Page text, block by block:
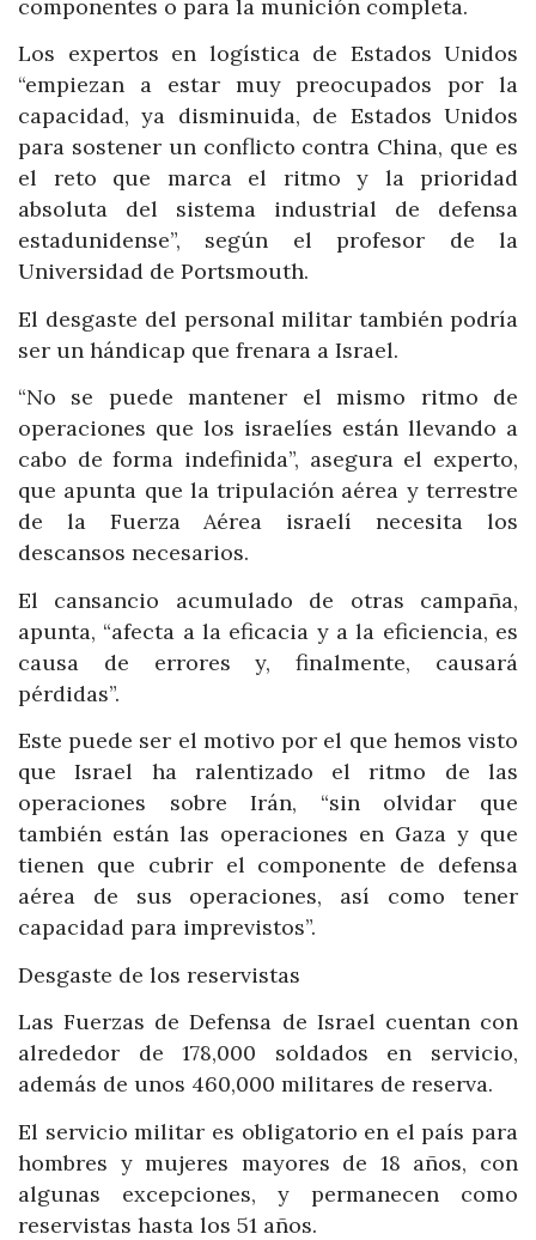
componentes o para la munición completa.
Los expertos en logística de Estados Unidos
“empiezan a estar muy preocupados por la
capacidad, ya disminuida, de Estados Unidos
para sostener un conflicto contra China, que es
el reto que marca el ritmo y la prioridad
absoluta del sistema industrial de defensa
estadunidense”, según el profesor de la
Universidad de Portsmouth.
El desgaste del personal militar también podría
ser un hándicap que frenara a Israel.
“No se puede mantener el mismo ritmo de
operaciones que los israelíes están llevando a
cabo de forma indefinida”, asegura el experto,
que apunta que la tripulación aérea y terrestre
de la Fuerza Aérea israelí necesita los
descansos necesarios.
El cansancio acumulado de otras campaña,
apunta, “afecta a la eficacia y a la eficiencia, es
causa de errores y, finalmente, causará
pérdidas”.
Este puede ser el motivo por el que hemos visto
que Israel ha ralentizado el ritmo de las
operaciones sobre Irán, “sin olvidar que
también están las operaciones en Gaza y que
tienen que cubrir el componente de defensa
aérea de sus operaciones, así como tener
capacidad para imprevistos”.
Desgaste de los reservistas
Las Fuerzas de Defensa de Israel cuentan con
alrededor de 178,000 soldados en servicio,
además de unos 460,000 militares de reserva.
El servicio militar es obligatorio en el país para
hombres y mujeres mayores de 18 años, con
algunas excepciones, y permanecen como
reservistas hasta los 51 años.